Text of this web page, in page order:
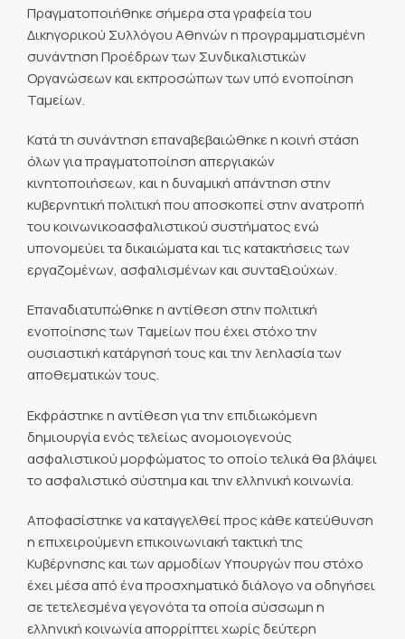
Πραγματοποιήθηκε σήμερα στα γραφεία του
Δικηγορικού Συλλόγου Αθηνών η προγραμματισμένη
συνάντηση Προέδρων των Συνδικαλιστικών
Οργανώσεων και εκπροσώπων των υπό ενοποίηση
Ταμείων.
Κατά τη συνάντηση επαναβεβαιώθηκε η κοινή στάση
όλων για πραγματοποίηση απεργιακών
κινητοποιήσεων, και η δυναμική απάντηση στην
κυβερνητική πολιτική που αποσκοπεί στην ανατροπή
του κοινωνικοασφαλιστικού συστήματος ενώ
υπονομεύει τα δικαιώματα και τις κατακτήσεις των
εργαζομένων, ασφαλισμένων και συνταξιούχων.
Επαναδιατυπώθηκε η αντίθεση στην πολιτική
ενοποίησης των Ταμείων που έχει στόχο την
ουσιαστική κατάργησή τους και την λεηλασία των
αποθεματικών τους.
Εκφράστηκε η αντίθεση για την επιδιωκόμενη
δημιουργία ενός τελείως ανομοιογενούς
ασφαλιστικού μορφώματος το οποίο τελικά θα βλάψει
το ασφαλιστικό σύστημα και την ελληνική κοινωνία.
Αποφασίστηκε να καταγγελθεί προς κάθε κατεύθυνση
η επιχειρούμενη επικοινωνιακή τακτική της
Κυβέρνησης και των αρμοδίων Υπουργών που στόχο
έχει μέσα από ένα προσχηματικό διάλογο να οδηγήσει
σε τετελεσμένα γεγονότα τα οποία σύσσωμη η
ελληνική κοινωνία απορρίπτει χωρίς δεύτερη